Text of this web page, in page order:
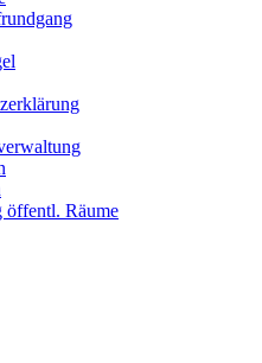
öffentl. Räume